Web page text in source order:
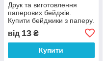
Друк та виготовлення
паперових бейджів.
Купити бейджики з паперу.
Замовити бейджик (тільки
ОПТ від 50 штук)
від 13 ₴
Купити